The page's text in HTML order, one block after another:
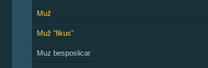
Muž
Muž "fikus"
Muz besposlicar